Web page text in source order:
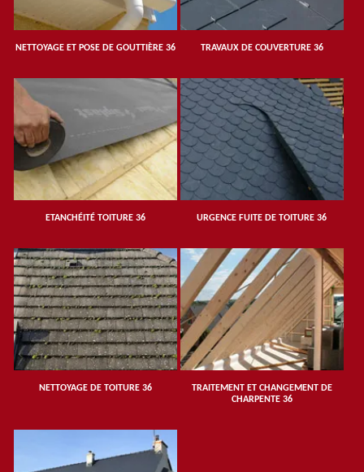
NETTOYAGE ET POSE DE GOUTTIÈRE 36 TRAVAUX DE COUVERTURE 36
ETANCHÉITÉ TOITURE 36 URGENCE FUITE DE TOITURE 36
NETTOYAGE DE TOITURE 36
TRAITEMENT ET CHANGEMENT DE
CHARPENTE 36